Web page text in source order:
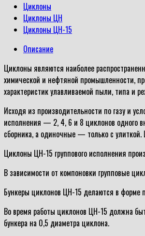
Циклоны
Циклоны ЦН
Циклоны ЦН-15
Описание
Циклоны являются наиболее
химической и нефтяной промышленности,
характеристик улавливаемой пыли, типа и
Исходя из производительности по газу и
исполнения — 2, 4, 6 и 8 циклонов одного
сборника, а одиночные — только с
Циклоны ЦН-15 группового исполнения
В зависимости от компоновки групповые
Бункеры циклонов ЦН-15 делаются в форме
Во время работы циклонов ЦН-15 должна
бункера на 0,5 диаметра циклона.